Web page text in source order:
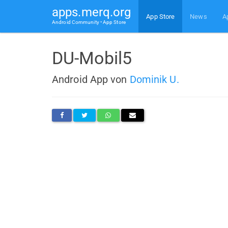
apps.merq.org
Android Community • App Store
App Store News
DU-Mobil5
Android App von Dominik U.